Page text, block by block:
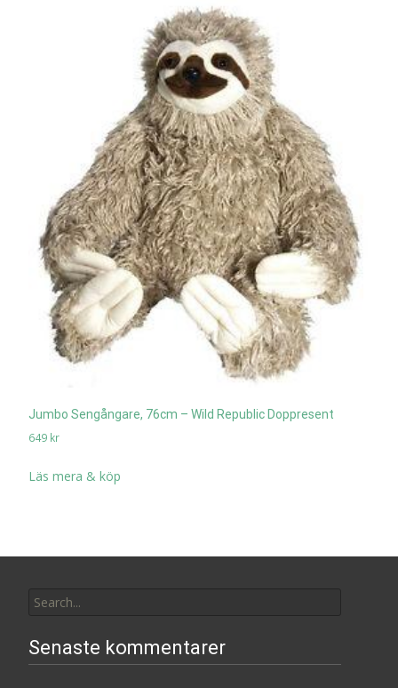
Jumbo Sengångare, 76cm – Wild Republic Doppresent
649 kr
Läs mera & köp
for:
Senaste kommentarer